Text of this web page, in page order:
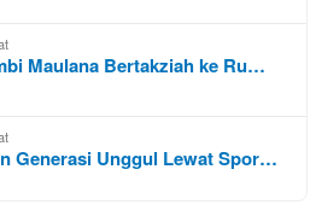
Maulana Bertakziah ke Ru…
Generasi Unggul Lewat Spor…